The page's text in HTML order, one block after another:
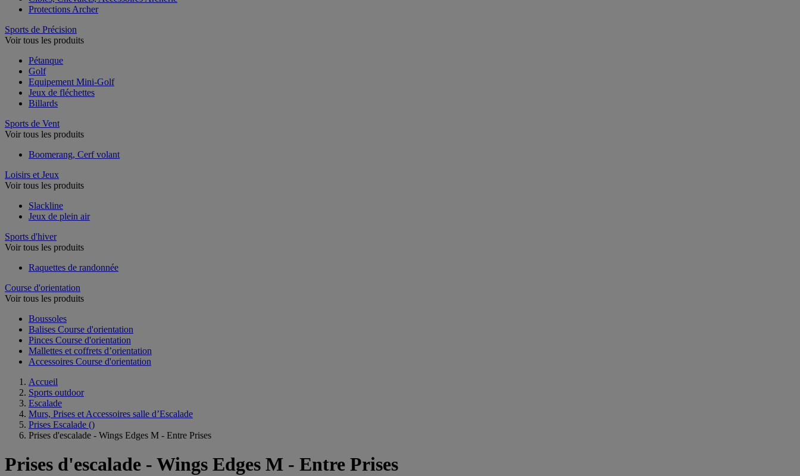
Protections Archer
Sports de Précision
Voir tous les produits
Pétanque
Golf
Equipement Mini-Golf
Jeux de fléchettes
Billards
Sports de Vent
Voir tous les produits
Boomerang, Cerf volant
Loisirs et Jeux
Voir tous les produits
Slackline
Jeux de plein air
Sports d'hiver
Voir tous les produits
Raquettes de randonnée
Course d'orientation
Voir tous les produits
Boussoles
Balises Course d'orientation
Pinces Course d'orientation
Mallettes et coffrets d’orientation
Accessoires Course d'orientation
Accueil
Sports outdoor
Escalade
Murs, Prises et Accessoires salle d’Escalade
Prises Escalade ()
Prises d'escalade - Wings Edges M - Entre Prises
Prises d'escalade - Wings Edges M - Entre Prises